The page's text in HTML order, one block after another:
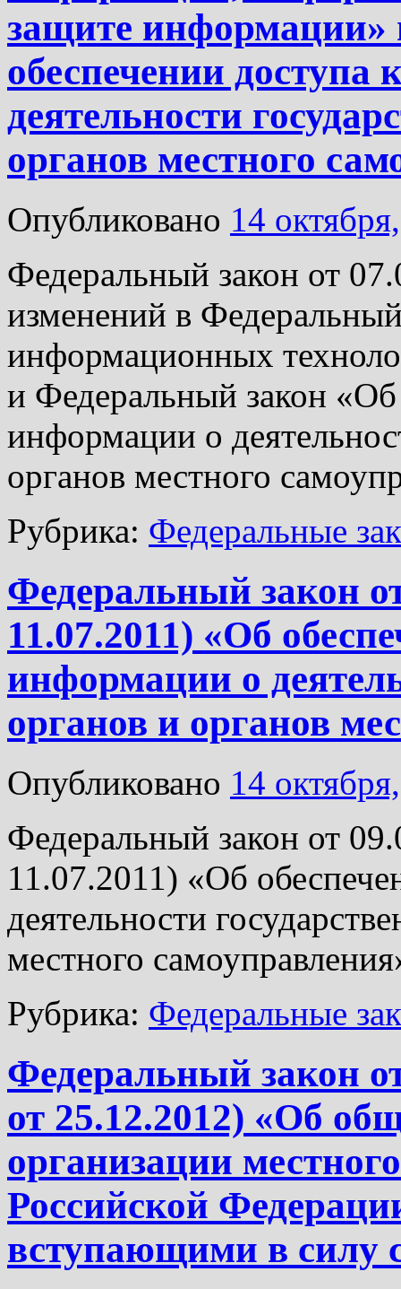
защите
обеспечении
деятельности
органов местного
Опубликовано 14
Федеральный закон от
изменений в
информационных
и Федеральный закон
информации о
органов местного
Рубрика: Федеральные
Федеральный закон
11.07.2011) «Об
информации о
органов и органов
Опубликовано 14
Федеральный закон от
11.07.2011) «Об
деятельности
местного
Рубрика: Федеральные
Федеральный закон
от 25.12.2012) «Об
организации
Российской
вступающими в силу